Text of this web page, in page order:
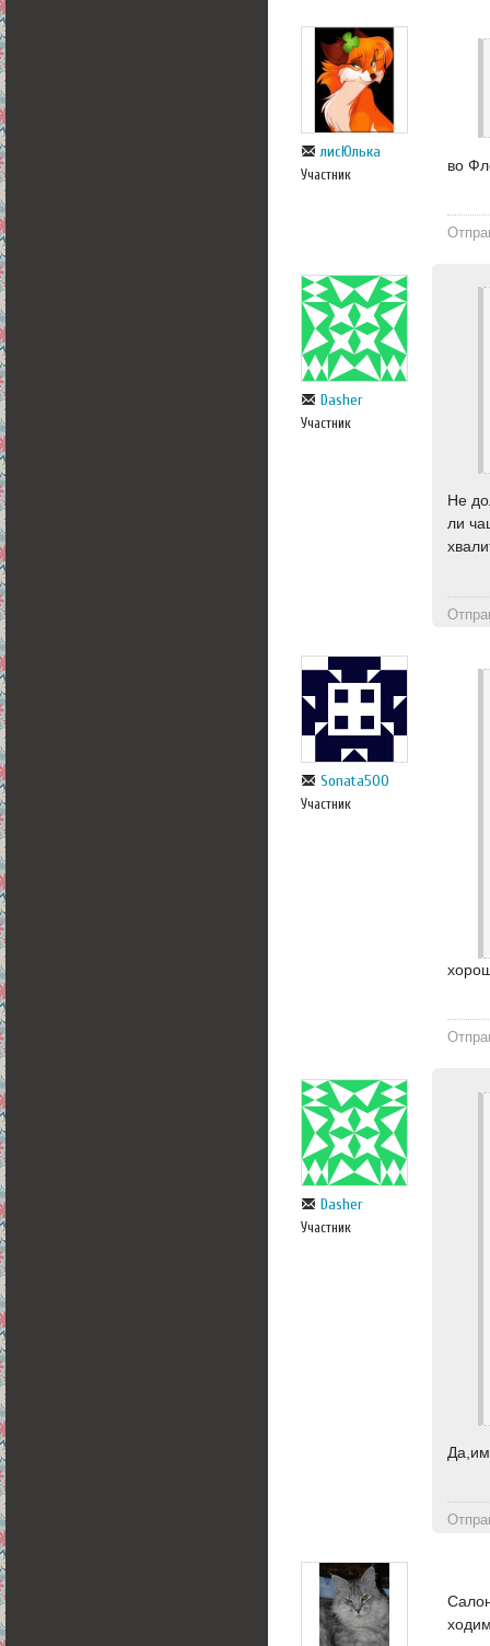
лисЮлька
Участник
во
Dasher
Участник
Не
ли
Sonata500
Участник
Dasher
Участник